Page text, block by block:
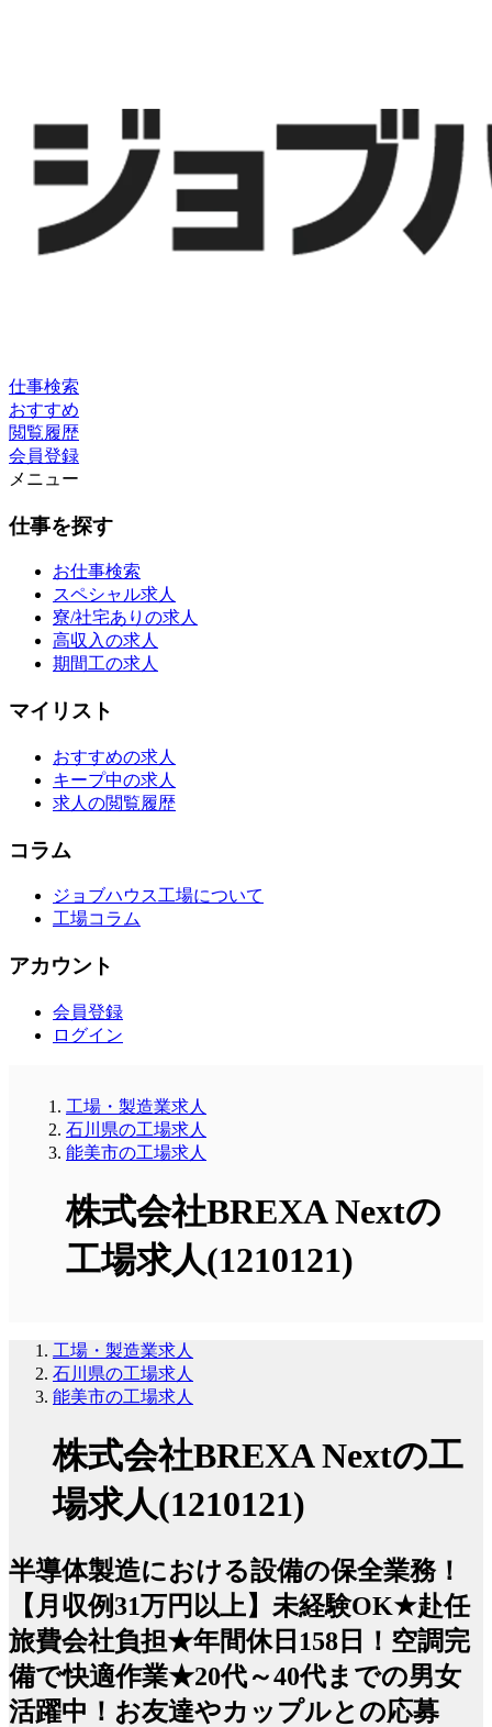
仕事検索
おすすめ
閲覧履歴
会員登録
メニュー
仕事を探す
お仕事検索
スペシャル求人
寮/社宅ありの求人
高収入の求人
期間工の求人
マイリスト
おすすめの求人
キープ中の求人
求人の閲覧履歴
コラム
ジョブハウス工場について
工場コラム
アカウント
会員登録
ログイン
工場・製造業求人
石川県の工場求人
能美市の工場求人
株式会社BREXA Nextの
工場求人(1210121)
工場・製造業求人
石川県の工場求人
能美市の工場求人
株式会社BREXA Nextの工
場求人(1210121)
半導体製造における設備の保全業務！
【月収例31万円以上】未経験OK★赴任
旅費会社負担★年間休日158日！空調完
備で快適作業★20代～40代までの男女
活躍中！お友達やカップルとの応募